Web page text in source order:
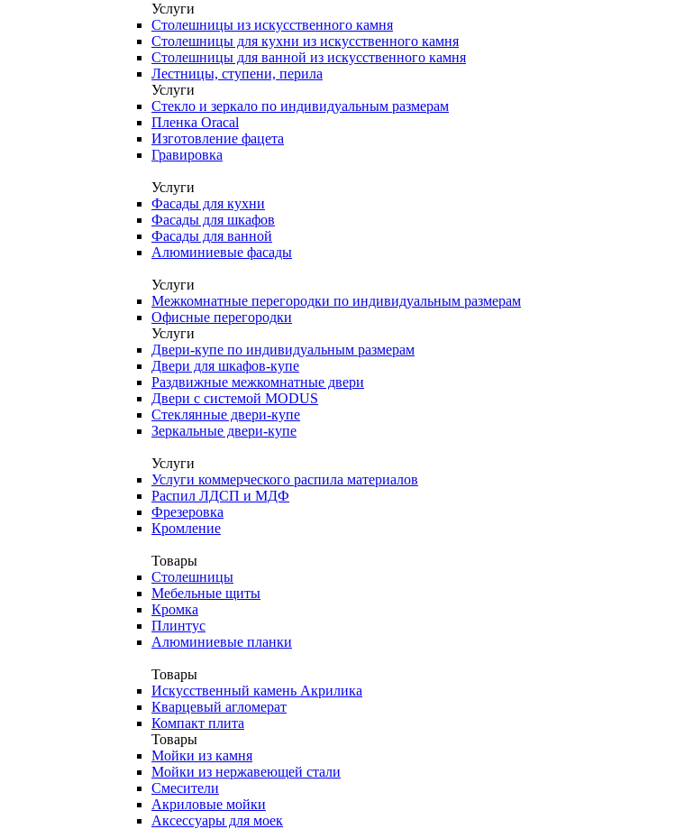
Услуги
Столешницы из искусственного камня
Столешницы для кухни из искусственного камня
Столешницы для ванной из искусственного камня
Лестницы, ступени, перила
Услуги
Стекло и зеркало по индивидуальным размерам
Пленка Oracal
Изготовление фацета
Гравировка
Услуги
Фасады для кухни
Фасады для шкафов
Фасады для ванной
Алюминиевые фасады
Услуги
Межкомнатные перегородки по индивидуальным размерам
Офисные перегородки
Услуги
Двери-купе по индивидуальным размерам
Двери для шкафов-купе
Раздвижные межкомнатные двери
Двери с системой MODUS
Стеклянные двери-купе
Зеркальные двери-купе
Услуги
Услуги коммерческого распила материалов
Распил ЛДСП и МДФ
Фрезеровка
Кромление
Товары
Столешницы
Мебельные щиты
Кромка
Плинтус
Алюминиевые планки
Товары
Искусственный камень Акрилика
Кварцевый агломерат
Компакт плита
Товары
Мойки из камня
Мойки из нержавеющей стали
Смесители
Акриловые мойки
Аксессуары для моек